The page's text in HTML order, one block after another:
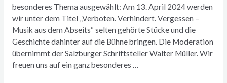
besonderes Thema ausgewählt: Am 13. April 2024 werden
wir unter dem Titel „Verboten. Verhindert. Vergessen –
Musik aus dem Abseits“ selten gehörte Stücke und die
Geschichte dahinter auf die Bühne bringen. Die Moderation
übernimmt der Salzburger Schriftsteller Walter Müller. Wir
freuen uns auf ein ganz besonderes …